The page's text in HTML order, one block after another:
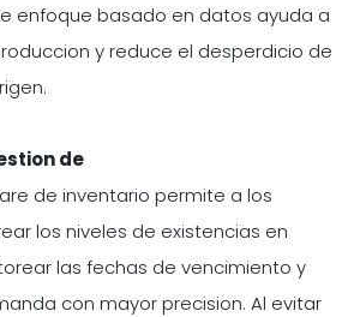
enfoque basado en datos ayuda a
y reduce el desperdicio de
de
de inventario permite a los
los niveles de existencias en
las fechas de vencimiento y
con mayor precision. Al evitar